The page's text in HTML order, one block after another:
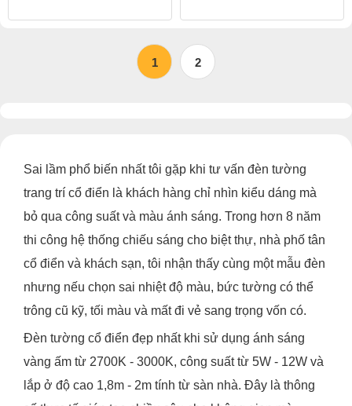
1 2
Sai lầm phổ biến nhất tôi gặp khi tư vấn đèn tường
trang trí cổ điển là khách hàng chỉ nhìn kiểu dáng mà
bỏ qua công suất và màu ánh sáng. Trong hơn 8 năm
thi công hệ thống chiếu sáng cho biệt thự, nhà phố tân
cổ điển và khách sạn, tôi nhận thấy cùng một mẫu đèn
nhưng nếu chọn sai nhiệt độ màu, bức tường có thể
trông cũ kỹ, tối màu và mất đi vẻ sang trọng vốn có.
Đèn tường cổ điển đẹp nhất khi sử dụng ánh sáng
vàng ấm từ 2700K - 3000K, công suất từ 5W - 12W và
lắp ở độ cao 1,8m - 2m tính từ sàn nhà. Đây là thông